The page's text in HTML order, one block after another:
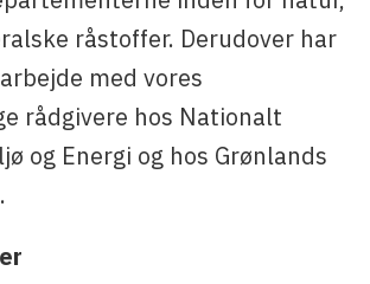
råstoffer. Derudover har
med vores
rådgivere hos Nationalt
og Energi og hos Grønlands